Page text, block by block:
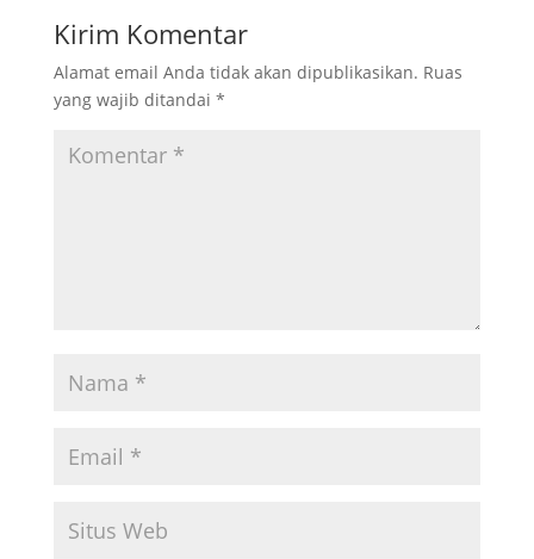
Kirim Komentar
Alamat email Anda tidak akan dipublikasikan. Ruas
yang wajib ditandai *